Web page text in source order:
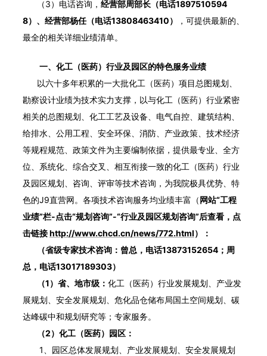
（3）电话咨询， 经营部周部长（电话1897510594
8）、经营部杨任（电话13808463410）
，可提供最新的、
最全的相关详细业绩清单。
一、化工（医药）行业及园区的特色服务业绩
以六十多年积累的一大批化工（医药）项目总图规划、
勘察设计业绩为技术实力支撑，以与化工（医药）行业紧密
相关的总图规划、化工工艺及设备、电气自控、建筑结构、
给排水、公用工程、安全环保、消防、产业政策、技术经济
等规程规范、政策文件为主要编制依据，提供最专业、全方
位、系统化、综合交叉、相互衔接一致的化工（医药）行业
及园区规划、咨询、评审等技术咨询，为我院极具优势、特
色的J9直营网。各项技术咨询服务均业绩丰富（ 网站“工程
业绩”栏-点击“规划咨询”-“行业及园区规划咨询”后查看，点
击链接http://www.chcd.cn/news/772.html）：
（省级专家技术咨询：曾总，电话13873152654；周
总，电话13017189303）
（1）省、地市级： 化工（医药）行业发展规划、产业发
展规划、安全发展规划、危化品仓储布局国土空间规划、碳
达峰碳中和规划研究等；专家服务。
（2）化工（医药）园区：
1、园区总体发展规划、产业发展规划、安全发展规划